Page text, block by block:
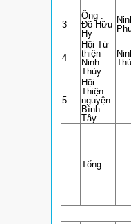
3
Ông :
Đõ Hữu
Hy
4
Hội Từ
thiện
Ninh
Thủy
5
Hội
Thiện
nguyện
Bình
Tây
Tổng